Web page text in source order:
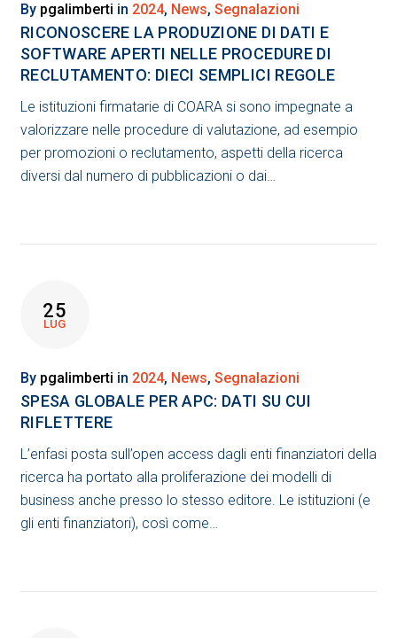
By pgalimberti in 2024, News, Segnalazioni
RICONOSCERE LA PRODUZIONE DI DATI E
SOFTWARE APERTI NELLE PROCEDURE DI
RECLUTAMENTO: DIECI SEMPLICI REGOLE
Le istituzioni firmatarie di COARA si sono impegnate a
valorizzare nelle procedure di valutazione, ad esempio
per promozioni o reclutamento, aspetti della ricerca
diversi dal numero di pubblicazioni o dai…
25
LUG
By pgalimberti in 2024, News, Segnalazioni
SPESA GLOBALE PER APC: DATI SU CUI
RIFLETTERE
L’enfasi posta sull’open access dagli enti finanziatori della
ricerca ha portato alla proliferazione dei modelli di
business anche presso lo stesso editore. Le istituzioni (e
gli enti finanziatori), così come…